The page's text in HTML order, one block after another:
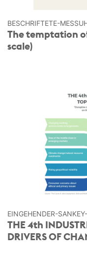
BESCHRIFTETE-
The temptation
scale)
EINGEHENDER-
THE 4th
DRIVERS OF